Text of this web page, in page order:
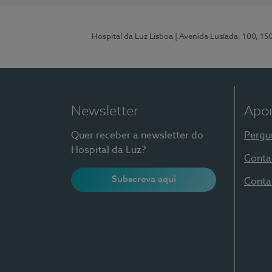
Hospital da Luz Lisboa | Avenida Lusíada, 100,
Newsletter
Quer receber a newsletter do
Hospital da Luz?
Subscreva aqui